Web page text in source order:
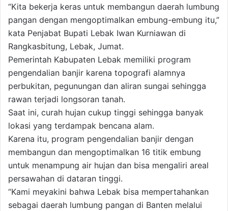
“Kita bekerja keras untuk membangun daerah lumbung
pangan dengan mengoptimalkan embung-embung itu,”
kata Penjabat Bupati Lebak Iwan Kurniawan di
Rangkasbitung, Lebak, Jumat.
Pemerintah Kabupaten Lebak memiliki program
pengendalian banjir karena topografi alamnya
perbukitan, pegunungan dan aliran sungai sehingga
rawan terjadi longsoran tanah.
Saat ini, curah hujan cukup tinggi sehingga banyak
lokasi yang terdampak bencana alam.
Karena itu, program pengendalian banjir dengan
membangun dan mengoptimalkan 16 titik embung
untuk menampung air hujan dan bisa mengaliri areal
persawahan di dataran tinggi.
“Kami meyakini bahwa Lebak bisa mempertahankan
sebagai daerah lumbung pangan di Banten melalui